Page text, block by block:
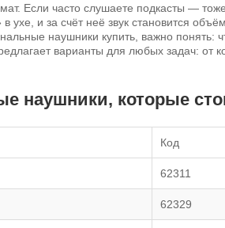
Если часто слушаете подкасты —
ухе, и за счёт неё звук становится
наушники купить, важно
варианты для любых задач: от
наушники, которые
Код
62311
62329